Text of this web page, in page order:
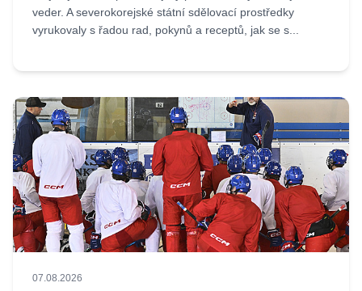
veder. A severokorejské státní sdělovací prostředky
vyrukovaly s řadou rad, pokynů a receptů, jak se s...
07.08.2026